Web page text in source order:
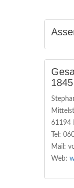
61194
Tel:
Mail:
Web: